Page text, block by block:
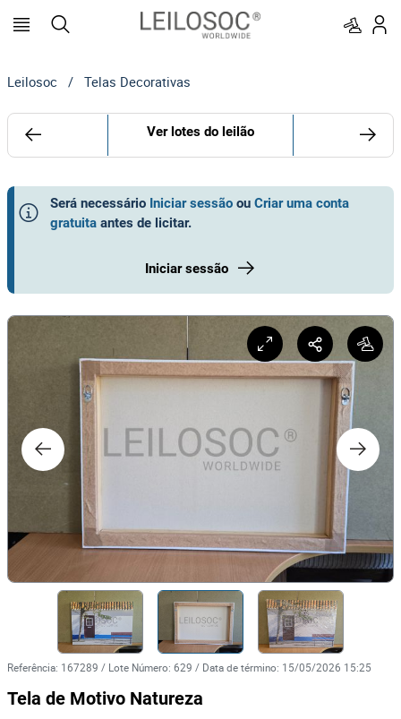
Leilosoc / Telas Decorativas
Ver lotes do leilão
Será necessário Iniciar sessão ou Criar uma conta
gratuita antes de licitar.
Iniciar sessão
Referência: 167289 / Lote Número: 629 / Data de término: 15/05/2026 15:25
Tela de Motivo Natureza